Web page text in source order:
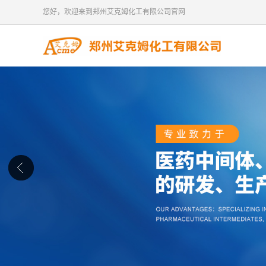
您好，欢迎来到郑州艾克姆化工有限公司官网